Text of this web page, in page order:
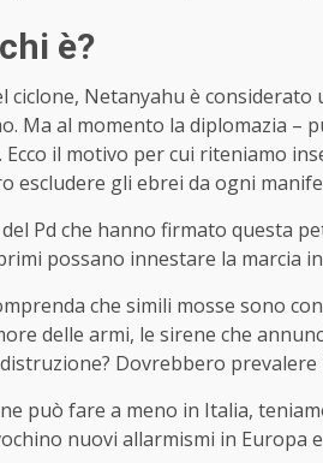
è?
ciclone, Netanyahu è
Ma al momento la diplomazia
il motivo per cui riteniamo
escludere gli ebrei da ogni
Pd che hanno firmato questa
possano innestare la marcia
che simili mosse sono
delle armi, le sirene che
Dovrebbero prevalere
può fare a meno in Italia,
nuovi allarmismi in Europa